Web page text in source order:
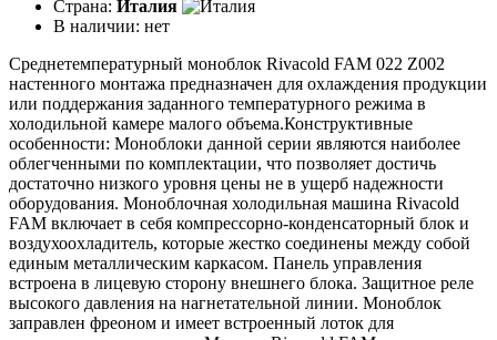
Страна: Италия
В наличии: нет
Среднетемпературный моноблок Rivacold FAM 022 Z002
настенного монтажа предназначен для охлаждения продукции
или поддержания заданного температурного режима в
холодильной камере малого объема.Конструктивные
особенности: Моноблоки данной серии являются наиболее
облегченными по комплектации, что позволяет достичь
достаточно низкого уровня цены не в ущерб надежности
оборудования. Моноблочная холодильная машина Rivacold
FAM включает в себя компрессорно-конденсаторный блок и
воздухоохладитель, которые жестко соединены между собой
единым металлическим каркасом. Панель управления
встроена в лицевую сторону внешнего блока. Защитное реле
высокого давления на нагнетательной линии. Моноблок
заправлен фреоном и имеет встроенный лоток для